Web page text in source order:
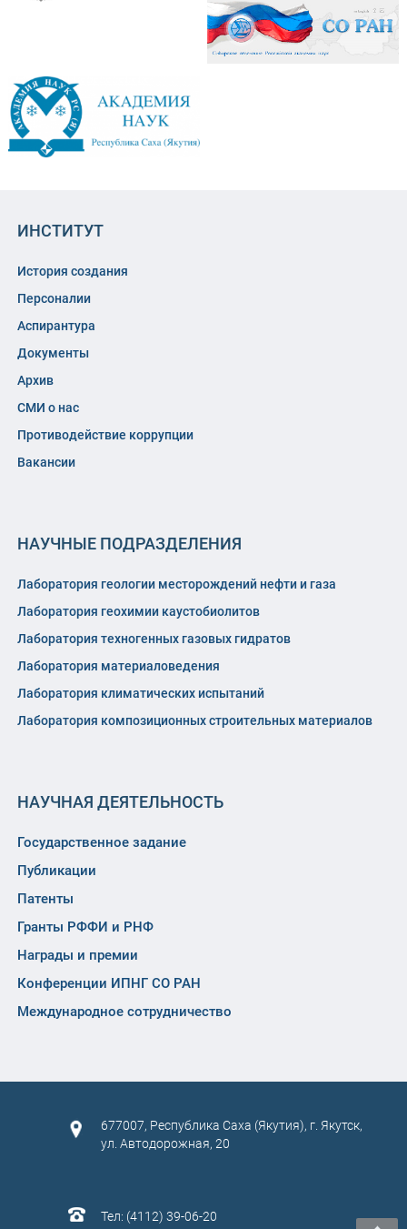
ИНСТИТУТ
История создания
Персоналии
Аспирантура
Документы
Архив
СМИ о нас
Противодействие коррупции
Вакансии
НАУЧНЫЕ ПОДРАЗДЕЛЕНИЯ
Лаборатория геологии месторождений нефти и газа
Лаборатория геохимии каустобиолитов
Лаборатория техногенных газовых гидратов
Лаборатория материаловедения
Лаборатория климатических испытаний
Лаборатория композиционных строительных материалов
НАУЧНАЯ ДЕЯТЕЛЬНОСТЬ
Государственное задание
Публикации
Патенты
Гранты РФФИ и РНФ
Награды и премии
Конференции ИПНГ СО РАН
Международное сотрудничество
677007, Республика Саха (Якутия), г. Якутск,
ул. Автодорожная, 20
Тел: (4112) 39-06-20